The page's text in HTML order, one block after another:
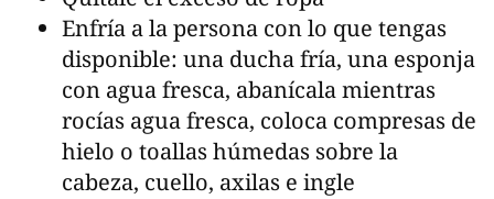
Enfría a la persona con lo que tengas
disponible: una ducha fría, una esponja
con agua fresca, abanícala mientras
rocías agua fresca, coloca compresas de
hielo o toallas húmedas sobre la
cabeza, cuello, axilas e ingle